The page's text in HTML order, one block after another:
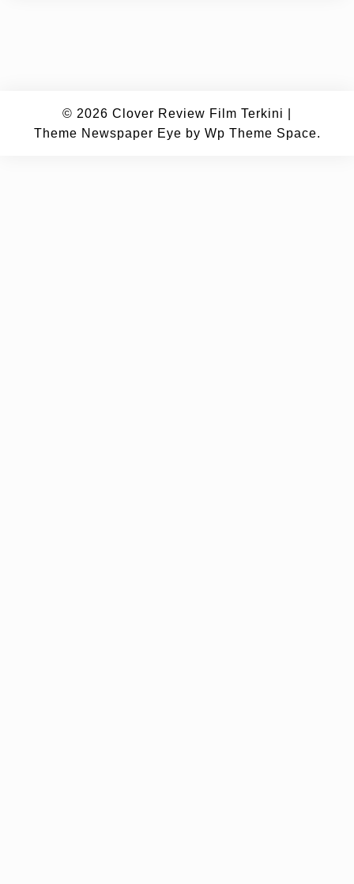
© 2026 Clover Review Film Terkini
Theme Newspaper Eye by Wp Theme Space.